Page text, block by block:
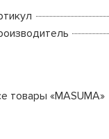
товары «MASUMA»